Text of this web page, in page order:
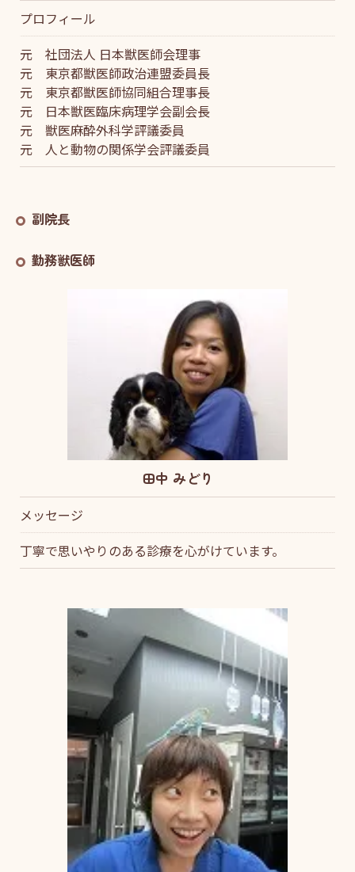
プロフィール
元 社団法人 日本獣医師会理事
元 東京都獣医師政治連盟委員長
元 東京都獣医師協同組合理事長
元 日本獣医臨床病理学会副会長
元 獣医麻酔外科学評議委員
元 人と動物の関係学会評議委員
副院長
勤務獣医師
田中 みどり
メッセージ
丁寧で思いやりのある診療を心がけています。